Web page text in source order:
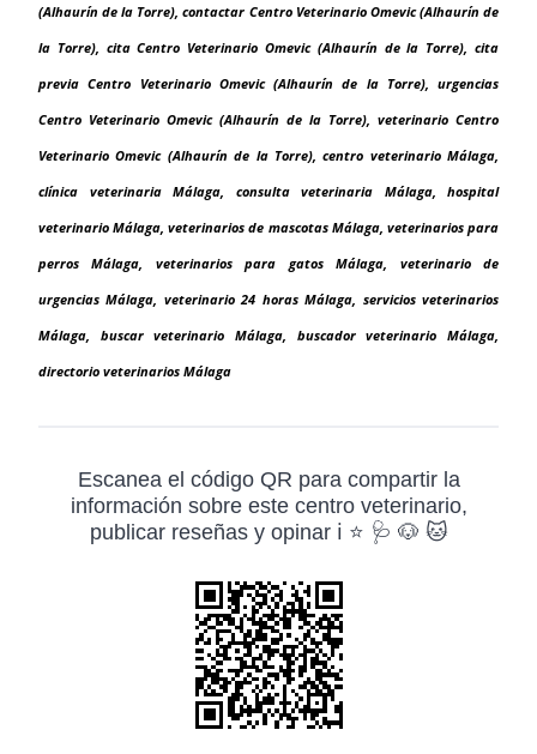
(Alhaurín de la Torre), contactar Centro Veterinario Omevic (Alhaurín de
la Torre), cita Centro Veterinario Omevic (Alhaurín de la Torre), cita
previa Centro Veterinario Omevic (Alhaurín de la Torre), urgencias
Centro Veterinario Omevic (Alhaurín de la Torre), veterinario Centro
Veterinario Omevic (Alhaurín de la Torre), centro veterinario Málaga,
clínica veterinaria Málaga, consulta veterinaria Málaga, hospital
veterinario Málaga, veterinarios de mascotas Málaga, veterinarios para
perros Málaga, veterinarios para gatos Málaga, veterinario de
urgencias Málaga, veterinario 24 horas Málaga, servicios veterinarios
Málaga, buscar veterinario Málaga, buscador veterinario Málaga,
directorio veterinarios Málaga
Escanea el código QR para compartir la
información sobre este centro veterinario,
publicar reseñas y opinar ℹ️ ⭐ 🩺 🐶 🐱